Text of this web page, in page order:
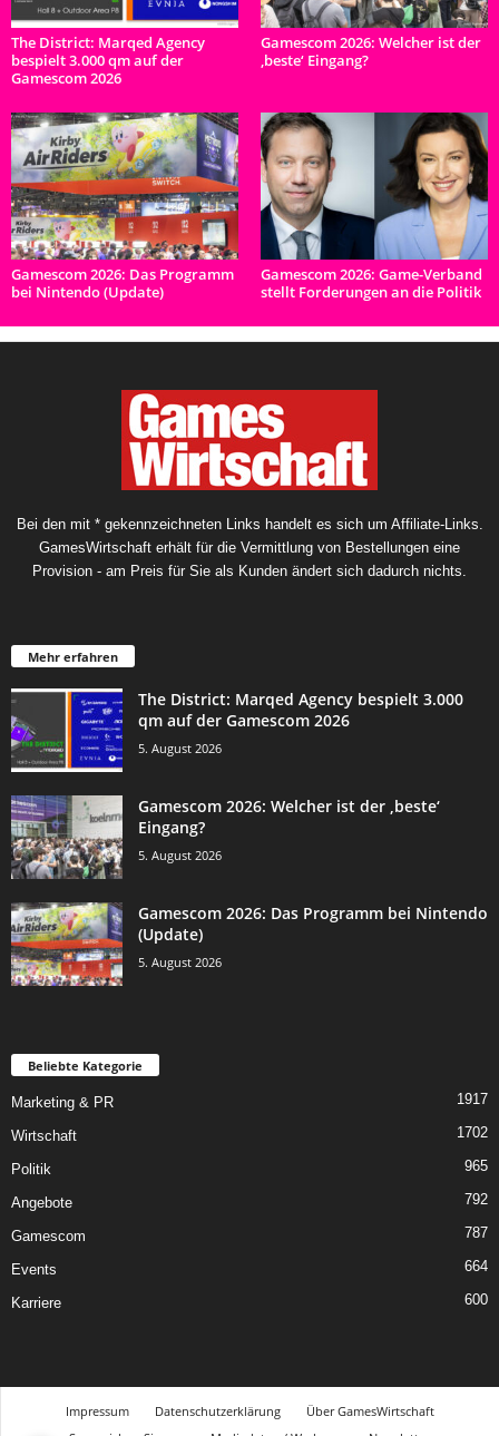
The District: Marqed Agency
bespielt 3.000 qm auf der
Gamescom 2026
Gamescom 2026: Welcher ist der
‚beste‘ Eingang?
Gamescom 2026: Das Programm
bei Nintendo (Update)
Gamescom 2026: Game-Verband
stellt Forderungen an die Politik
Bei den mit * gekennzeichneten Links handelt es sich um Affiliate-Links.
GamesWirtschaft erhält für die Vermittlung von Bestellungen eine
Provision - am Preis für Sie als Kunden ändert sich dadurch nichts.
Mehr erfahren
The District: Marqed Agency bespielt 3.000
qm auf der Gamescom 2026
5. August 2026
Gamescom 2026: Welcher ist der ‚beste‘
Eingang?
5. August 2026
Gamescom 2026: Das Programm bei Nintendo
(Update)
5. August 2026
Beliebte Kategorie
Marketing & PR 1917
Wirtschaft 1702
Politik 965
Angebote 792
Gamescom 787
Events 664
Karriere 600
Impressum Datenschutzerklärung
Über GamesWirtschaft